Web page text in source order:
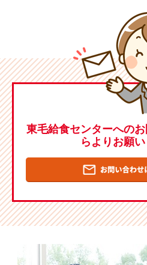
東毛給食センターへの
らよりお願い